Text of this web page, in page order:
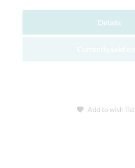
Details
Add to wish list